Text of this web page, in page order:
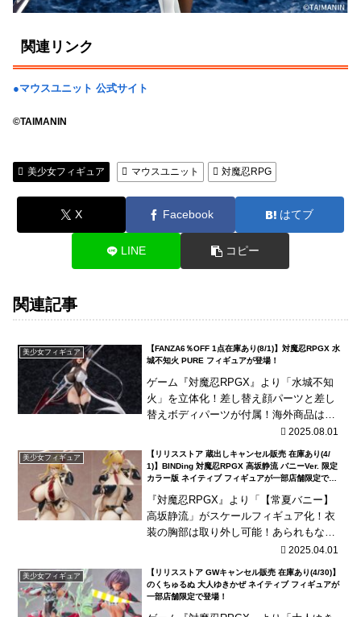
関連リンク
●マウスユニット 公式サイト
©TAIMANIN
美少女フィギュア マウスユニット 対魔忍RPG
X Facebook はてブ
LINE コピー
関連記事
美少女フィギュア
【FANZA6％OFF 1点在庫あり(8/1)】対魔忍RPGX 水
城不知火 PURE フィギュアが登場！
ゲーム『対魔忍RPGX』より「水城不知
火」を立体化！差し替え顔パーツと差し
替えボディパーツが付属！海外商品は、
発売が長期延期されたり、発売中止とな
あり、輸入流通ルー...
2025.08.01
美少女フィギュア
【リリスストア 蔵出しキャンセル販売 在庫あり(4/
1)】BINDing 対魔忍RPGX 高坂静流 バニーVer. 限定
カラー版 ネイティブ フィギュアが一部店舗限定で登
『対魔忍RPGX』より「【常夏バニー】
高坂静流」がスケールフィギュア化！衣
装の胸部は取り外し可能！あられもない
姿もお楽しみいただけます！ 2025.04.01
美少女フィギュア
【リリスストア GWキャンセル販売 在庫あり(4/30)】
のくちゅるぬ 大人ゆきかぜ ネイティブ フィギュアが
一部店舗限定で登場！